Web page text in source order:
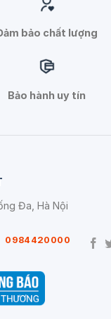
bảo chất lượng
Bảo hành uy tín
Đa, Hà Nội
0984420000